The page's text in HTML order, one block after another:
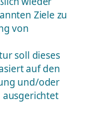
Ziele zu
von
soll dieses
auf den
und/oder